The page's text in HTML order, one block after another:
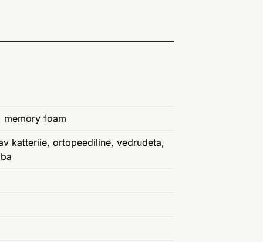
memory foam
katteriie, ortopeediline, vedrudeta,